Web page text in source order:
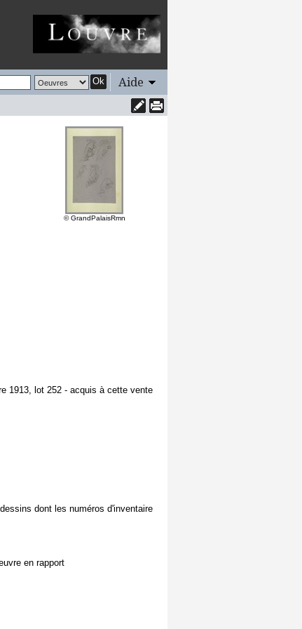
Ok Aide
© GrandPalaisRmn
1913, lot 252 - acquis à cette vente
dont les numéros d'inventaire
en rapport